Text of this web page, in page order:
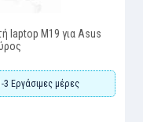
laptop M19 για Asus
Εργάσιμες μέρες